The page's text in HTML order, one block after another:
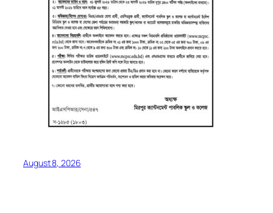
August 8, 2026